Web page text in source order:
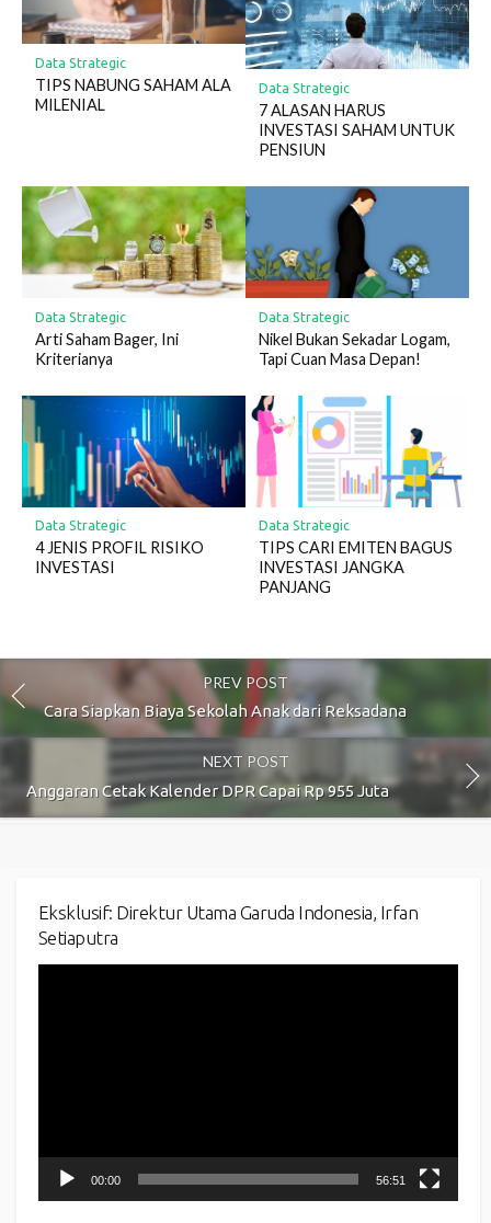
Data Strategic
TIPS NABUNG SAHAM ALA
MILENIAL
Data Strategic
7 ALASAN HARUS
INVESTASI SAHAM UNTUK
PENSIUN
Data Strategic
Arti Saham Bager, Ini
Kriterianya
Data Strategic
Nikel Bukan Sekadar Logam,
Tapi Cuan Masa Depan!
Data Strategic
4 JENIS PROFIL RISIKO
INVESTASI
Data Strategic
TIPS CARI EMITEN BAGUS
INVESTASI JANGKA
PANJANG
PREV POST
Cara Siapkan Biaya Sekolah Anak dari Reksadana
NEXT POST
Anggaran Cetak Kalender DPR Capai Rp 955 Juta
Eksklusif: Direktur Utama Garuda Indonesia, Irfan
Setiaputra
00:00 56:51